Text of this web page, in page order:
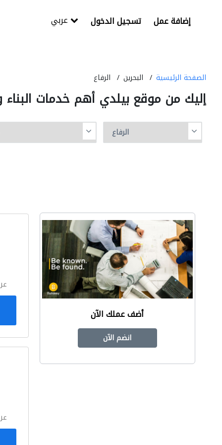
تسجيل الدخول إضافة عمل
الصفحة الرئيسية البحرين الرفاع
إليك من موقع بيلدي أهم خدمات البناء
أضف عملك الآن
انضم الآن